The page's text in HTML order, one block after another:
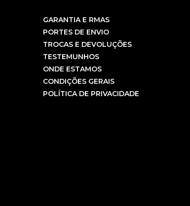
GARANTIA E RMAS
PORTES DE ENVIO
TROCAS E DEVOLUÇÕES
TESTEMUNHOS
ONDE ESTAMOS
CONDIÇÕES GERAIS
POLÍTICA DE PRIVACIDADE